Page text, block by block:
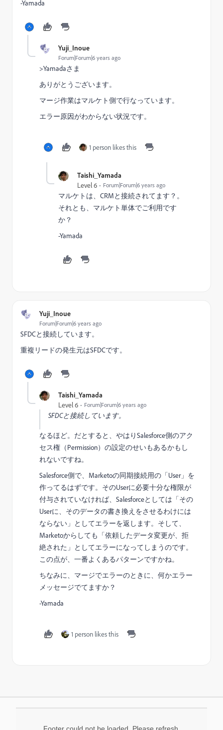
-Yamada
Yuji_Inoue
Forum|Forum|6 years ago
>Yamadaさま
ありがとうございます。
マージ作業はマルケト側で行なっています。
エラー原因がわからない状況です。
1 person likes this
Taishi_Yamada
Level 6 Forum|Forum|6 years ago
マルケトは、CRMと接続されてます？。
それとも、マルケト単体でご利用です
か？
-Yamada
Yuji_Inoue
Forum|Forum|6 years ago
SFDCと接続しています。
重複リードの発生元はSFDCです。
Taishi_Yamada
Level 6 Forum|Forum|6 years ago
SFDCと接続しています。
なるほど。だとすると、やはりSalesforce側のアク
セス権（Permission）の設定のせいもあるかもし
れないですね。
Salesforce側で、Marketoの同期接続用の「User」を
作ってるはずです。そのUserに必要十分な権限が
付与されていなければ、Salesforceとしては「その
Userに、そのデータの書き換えをさせるわけには
ならない」としてエラーを返します。そして、
Marketoからしても「依頼したデータ変更が、拒
絶された」としてエラーになってしまうのです。
この点が、一番よくあるパターンですかね。
ちなみに、マージでエラーのときに、何かエラー
メッセージでてますか？
-Yamada
1 person likes this